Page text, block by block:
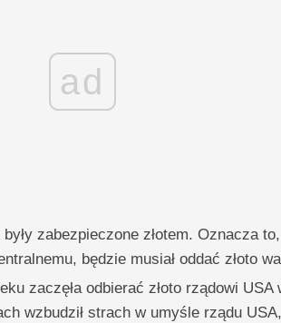
ad
zabezpieczone złotem. Oznacza
będzie musiał oddać złoto
zaczęła odbierać złoto rządowi USA
wzbudził strach w umyśle rządu